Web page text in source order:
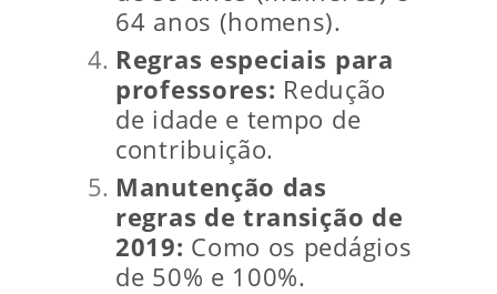
64 anos (homens).
Regras especiais para
professores: Redução
de idade e tempo de
contribuição.
Manutenção das
regras de transição de
2019: Como os pedágios
de 50% e 100%.